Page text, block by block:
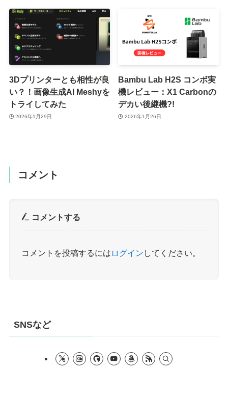
3Dプリンターとも相性が良
い？！画像生成AI Meshyを
トライしてみた
2026年1月29日
Bambu Lab H2S コンボ実
機レビュー：X1 Carbonの
デカい後継機?!
2026年1月26日
コメント
コメントする
コメントを投稿するには ログイン してください。
SNSなど